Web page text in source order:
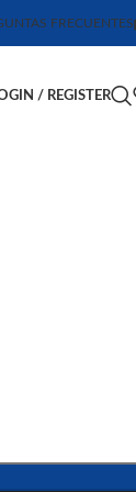
FRECUENTES
/ REGISTER